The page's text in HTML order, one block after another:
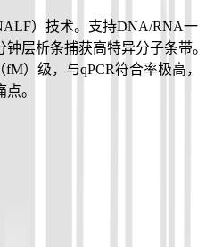
）技术。支持DNA/RNA一
层析条捕获高特异分子条带。
）级，与qPCR符合率极高，
。